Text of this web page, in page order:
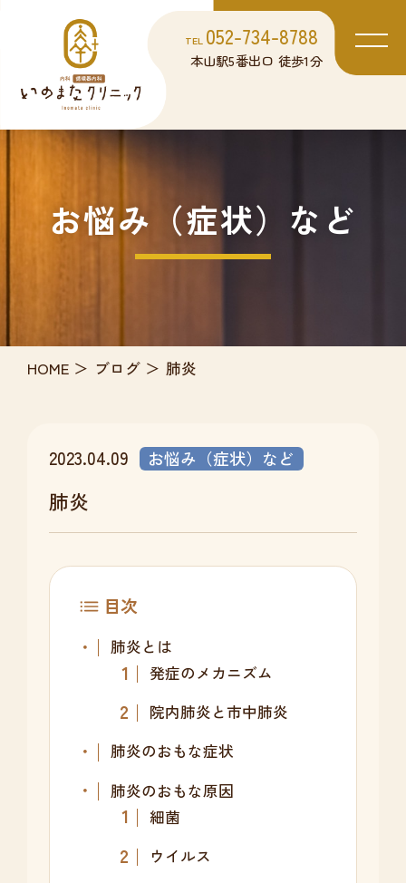
TEL 052-734-8788
本山駅5番出口 徒歩1分
お悩み（症状）など
HOME ブログ 肺炎
2023.04.09 お悩み（症状）など
肺炎
目次
肺炎とは
発症のメカニズム
院内肺炎と市中肺炎
肺炎のおもな症状
肺炎のおもな原因
細菌
ウイルス